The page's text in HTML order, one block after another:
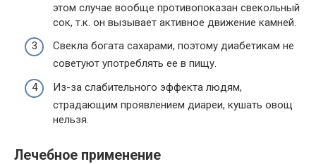
этом случае вообще противопоказан свекольный
сок, т.к. он вызывает активное движение камней.
Свекла богата сахарами, поэтому диабетикам не
советуют употреблять ее в пищу.
Из-за слабительного эффекта людям,
страдающим проявлением диареи, кушать овощ
нельзя.
Лечебное применение